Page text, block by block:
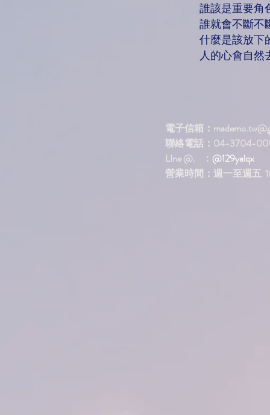
誰該是重要角
誰就會不斷不
什麼是該放下
人的心會自然
電子信箱：
聯絡電話：04-3704-
LIne @. ： @129yalqx
營業時間：週一至週五